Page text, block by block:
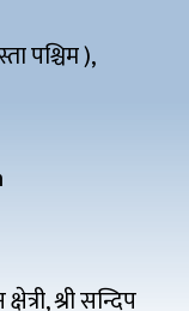
पश्चिम ),
श्री सन्दिप